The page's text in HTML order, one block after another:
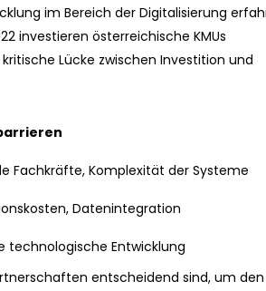
im Bereich der Digitalisierung
investieren österreichische KMUs
Lücke zwischen Investition und
Fachkräfte, Komplexität der Systeme
Datenintegration
technologische Entwicklung
entscheidend sind, um den